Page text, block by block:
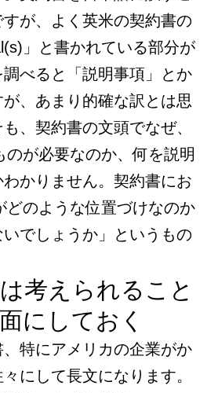
が、よく英米の契約書の
」と書かれている部分が
べると「説明事項」とか
、あまり的確な訳とは思
、契約書の文頭でなぜ、
のが必要なのか、何を説明
かりません。契約書にお
どのような位置づけなのか
でしょうか」というもの
考えられること
にしておく
特にアメリカの企業がか
にして長文になります。